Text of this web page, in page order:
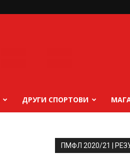
ДРУГИ СПОРТОВИ
ПМФЛ 2020/21 |